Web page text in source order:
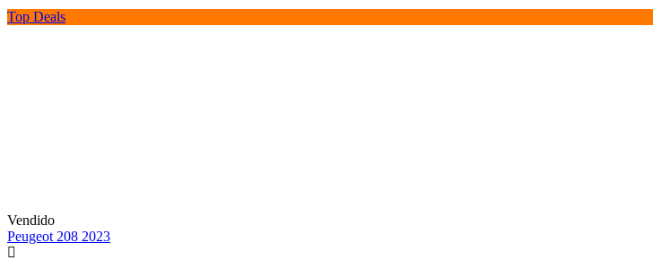
Share
Top Deals
Vendido
Peugeot 208 2023